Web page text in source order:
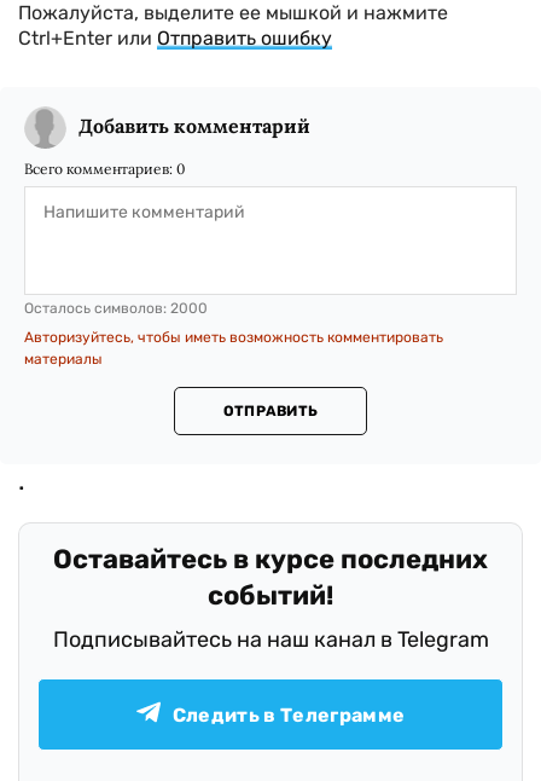
Пожалуйста, выделите ее мышкой и нажмите
Ctrl+Enter или Отправить ошибку
Добавить комментарий
Всего комментариев: 0
Осталось символов: 2000
Авторизуйтесь, чтобы иметь возможность комментировать
материалы
ОТПРАВИТЬ
Оставайтесь в курсе последних
событий!
Подписывайтесь на наш канал в Telegram
Следить в Телеграмме